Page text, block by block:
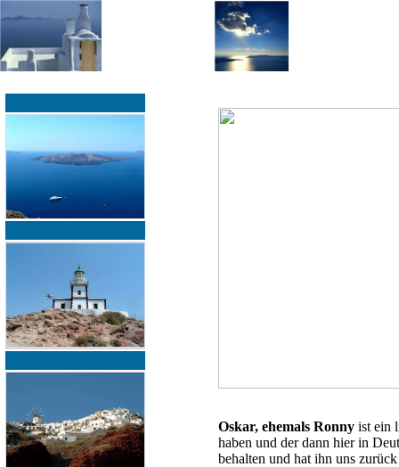
Oskar, ehemals Ronny ist ein
haben und der dann hier in
behalten und hat ihn uns